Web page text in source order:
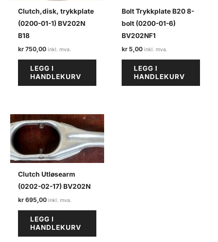
Clutch,disk, trykkplate
(0200-01-1) BV202N
B18
kr 750,00
LEGG I
HANDLEKURV
Bolt Trykkplate B20 8-
bolt (0200-01-6)
BV202NF1
kr 5,00
LEGG I
HANDLEKURV
Clutch Utløsearm
(0202-02-17) BV202N
kr 695,00
LEGG I
HANDLEKURV